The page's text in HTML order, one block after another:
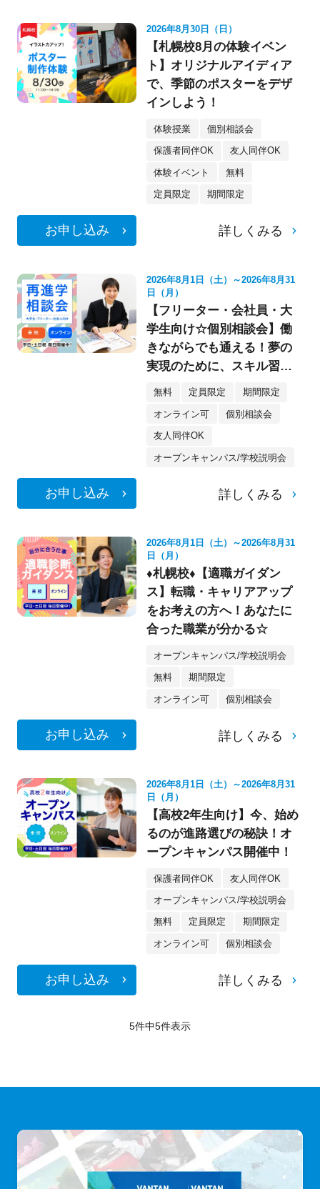
2026年8月30日（日）
【札幌校8月の体験イベン
ト】オリジナルアイディア
で、季節のポスターをデザ
インしよう！
体験授業 個別相談会
保護者同伴OK 友人同伴OK
体験イベント 無料
定員限定 期間限定
お申し込み 詳しくみる
2026年8月1日（土）～2026年8月31
日（月）
【フリーター・会社員・大
学生向け☆個別相談会】働
きながらでも通える！夢の
実現のために、スキル習得
をしよう♪
無料 定員限定 期間限定
オンライン可 個別相談会
友人同伴OK
オープンキャンパス/学校説明会
お申し込み 詳しくみる
2026年8月1日（土）～2026年8月31
日（月）
♦札幌校♦【適職ガイダン
ス】転職・キャリアアップ
をお考えの方へ！あなたに
合った職業が分かる☆
オープンキャンパス/学校説明会
無料 期間限定
オンライン可 個別相談会
お申し込み 詳しくみる
2026年8月1日（土）～2026年8月31
日（月）
【高校2年生向け】今、始め
るのが進路選びの秘訣！オ
ープンキャンパス開催中！
保護者同伴OK 友人同伴OK
オープンキャンパス/学校説明会
無料 定員限定 期間限定
オンライン可 個別相談会
お申し込み 詳しくみる
5件中5件表示